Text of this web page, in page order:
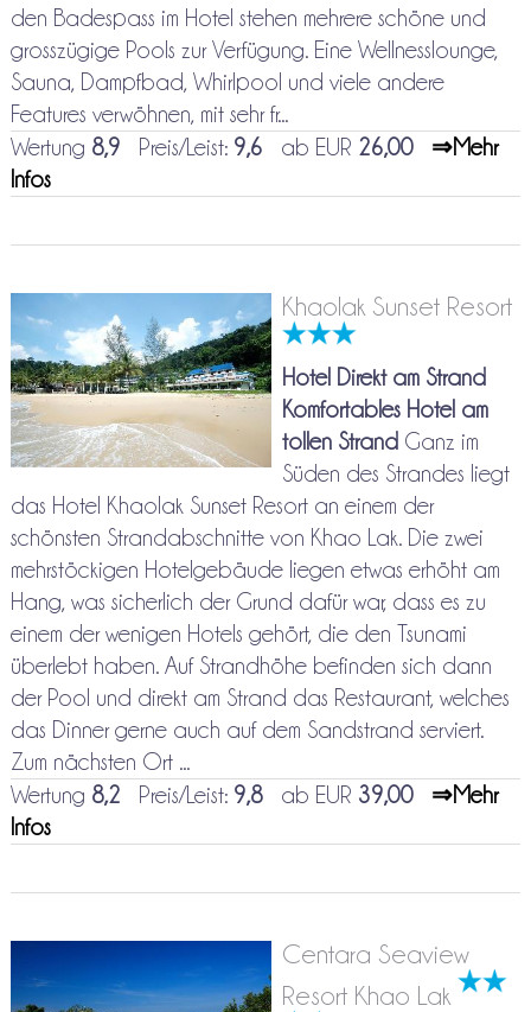
den Badespass im Hotel stehen mehrere schöne und
grosszügige Pools zur Verfügung. Eine Wellnesslounge,
Sauna, Dampfbad, Whirlpool und viele andere
Features verwöhnen, mit sehr fr...
Wertung 8,9 Preis/Leist: 9,6 ab EUR 26,00
⇒Mehr
Infos
Khaolak Sunset Resort
Hotel Direkt am Strand
Komfortables Hotel am
tollen Strand Ganz im
Süden des Strandes liegt
das Hotel Khaolak Sunset Resort an einem der
schönsten Strandabschnitte von Khao Lak. Die zwei
mehrstöckigen Hotelgebäude liegen etwas erhöht am
Hang, was sicherlich der Grund dafür war, dass es zu
einem der wenigen Hotels gehört, die den Tsunami
überlebt haben. Auf Strandhöhe befinden sich dann
der Pool und direkt am Strand das Restaurant, welches
das Dinner gerne auch auf dem Sandstrand serviert.
Zum nächsten Ort ...
Wertung 8,2 Preis/Leist: 9,8ab EUR 39,00
⇒Mehr
Infos
Centara Seaview
Resort Khao Lak